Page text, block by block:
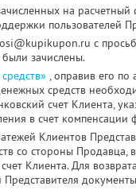
на
пользователей
с
зачислены.
, оправив его
средств
счет Клиента,
в счет компенсации
Клиентов
со стороны
Клиента. Для